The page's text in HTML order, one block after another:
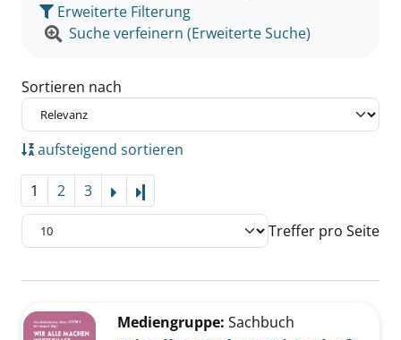
Erweiterte Filterung
Suche verfeinern (Erweiterte Suche)
Sortieren nach
aufsteigend sortieren
1 2 3
Treffer pro Seite
Zu den Suchfiltern springen
Mediengruppe: Sachbuch